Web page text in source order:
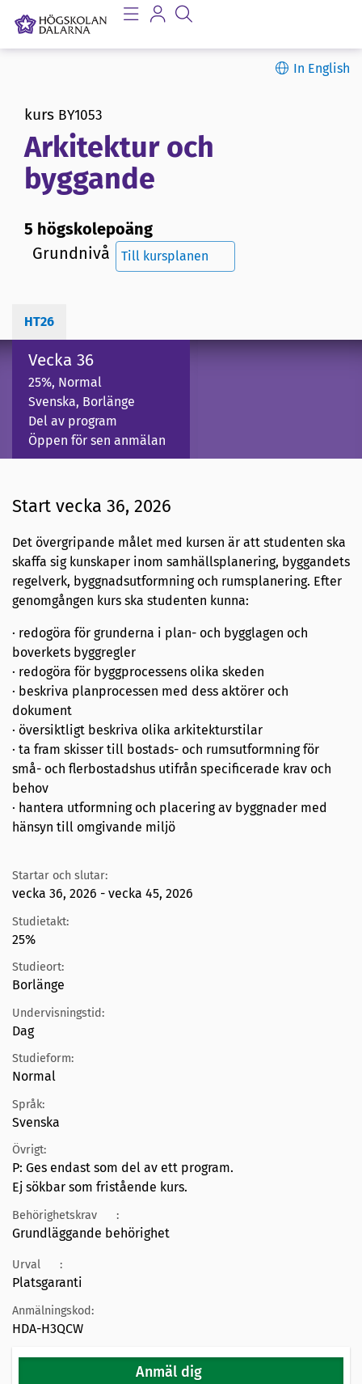
In English
kurs BY1053
Arkitektur och
byggande
5 högskolepoäng
Grundnivå
Till kursplanen
HT26
Vecka 36
25%, Normal
Svenska, Borlänge
Del av program
Öppen för sen anmälan
Start vecka 36, 2026
Det övergripande målet med kursen är att studenten ska
skaffa sig kunskaper inom samhällsplanering, byggandets
regelverk, byggnadsutformning och rumsplanering. Efter
genomgången kurs ska studenten kunna:
· redogöra för grunderna i plan- och bygglagen och
boverkets byggregler
· redogöra för byggprocessens olika skeden
· beskriva planprocessen med dess aktörer och
dokument
· översiktligt beskriva olika arkitekturstilar
· ta fram skisser till bostads- och rumsutformning för
små- och flerbostadshus utifrån specificerade krav och
behov
· hantera utformning och placering av byggnader med
hänsyn till omgivande miljö
Startar och slutar:
vecka 36, 2026 - vecka 45, 2026
Studietakt:
25%
Studieort:
Borlänge
Undervisningstid:
Dag
Studieform:
Normal
Språk:
Svenska
Övrigt:
P: Ges endast som del av ett program.
Ej sökbar som fristående kurs.
Behörighetskrav :
Grundläggande behörighet
Urval :
Platsgaranti
Anmälningskod:
HDA-H3QCW
Anmäl dig